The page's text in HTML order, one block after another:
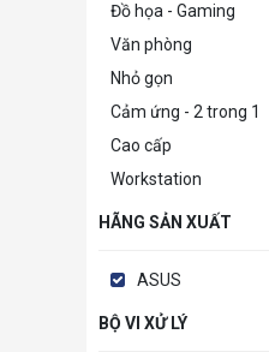
Đồ họa - Gaming
Văn phòng
Nhỏ gọn
Cảm ứng - 2 trong 1
Cao cấp
Workstation
HÃNG SẢN XUẤT
ASUS
BỘ VI XỬ LÝ